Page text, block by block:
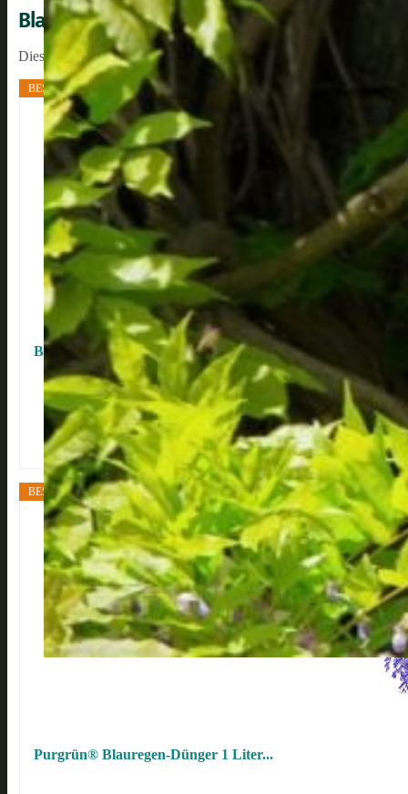
Blauregen-Dünger kaufen
Diese Dünger sind speziell für Blauregen konzipiert und eignen
BESTSELLER NR. 1
Blauregen-Dünger Goldregen-Dünger HIGHTECH...
BESTSELLER NR. 2
Purgrün® Blauregen-Dünger 1 Liter...